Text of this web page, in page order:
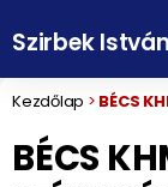
Szirbek István
Kezdőlap > BÉCS
BÉCS